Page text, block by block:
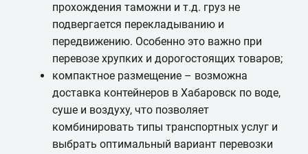
прохождения таможни и т.д. груз не
подвергается перекладыванию и
передвижению. Особенно это важно при
перевозе хрупких и дорогостоящих товаров;
компактное размещение – возможна
доставка контейнеров в Хабаровск по воде,
суше и воздуху, что позволяет
комбинировать типы транспортных услуг и
выбрать оптимальный вариант перевозки